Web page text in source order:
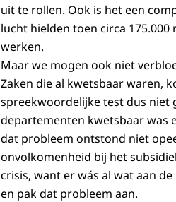
uit te rollen. Ook is het een
lucht hielden toen circa
werken.
Maar we mogen ook niet
Zaken die al kwetsbaar waren,
spreekwoordelijke test dus niet
departementen kwetsbaar was
dat probleem ontstond niet
onvolkomenheid bij het
crisis, want er wás al wat aan
en pak dat probleem aan.